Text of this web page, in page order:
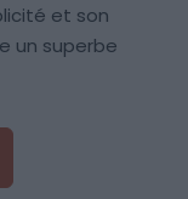
et son
un superbe